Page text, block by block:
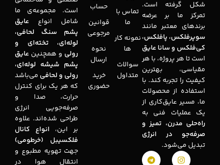
شکل گرفته است.
تمرکز ما بر عرضه
برندهای معتبر مانند
سوپرفلکس، پافلکس،
کی‌فلکس و سانا عایق
است تا هر پروژه، با هر
مقیاسی، بهترین
کیفیت را تجربه کند. با
استفاده از محصولات
ما، مسیر عایق‌کاری از
یک عملیات فنی به
راه‌حلی مدرن، تمیز و
صرفه‌جو در انرژی
تبدیل می‌شود.
تماس با
ما
نمونه کار
ها
سوالات
متداول
حساب
قوانین
مرجوعی
نحوه
ارسال
خرید
حضوری
است. مجموعه‌ی ما
شامل انواع عایق
پشم سنگ لحافی،
لوله‌ای، تخته‌ای و
رولی و همچنین عایق
پشم شیشه لوله‌ای،
رولی و لحافی می‌باشد
که هر یک برای کنترل
حرارت، صدا و
صرفه‌جویی انرژی
طراحی شده‌اند. علاوه
بر این، انواع کانال
فلکسیبل (خرطومی)
جهت تهویه مطبوع و
انتقال هوا در